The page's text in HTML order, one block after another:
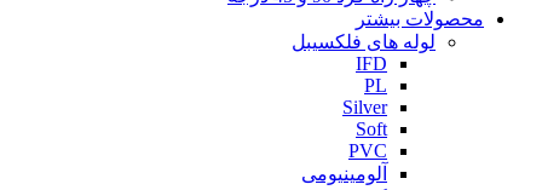
محصولات بیشتر
لوله های فلکسیبل
IFD
PL
Silver
Soft
PVC
آلومینیومی